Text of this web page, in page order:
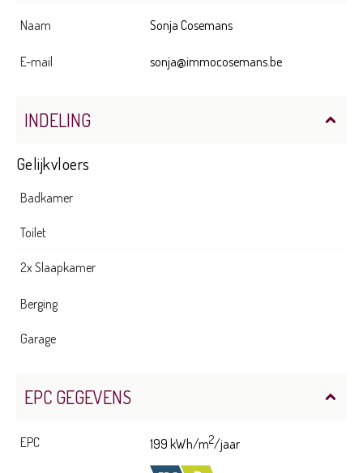
Naam Sonja Cosemans
E-mail sonja@immocosemans.be
INDELING
Gelijkvloers
Badkamer
Toilet
2x Slaapkamer
Berging
Garage
EPC GEGEVENS
EPC 199 kWh/m2/jaar